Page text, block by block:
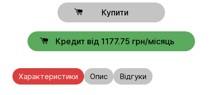
Купити
Кредит від 1177.75 грн/місяць
Характеристики Опис Відгуки